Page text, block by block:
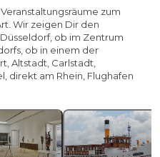
zum
Wir zeigen Dir den
ob im Zentrum
ob in einem der
Altstadt, Carlstadt,
direkt am Rhein, Flughafen